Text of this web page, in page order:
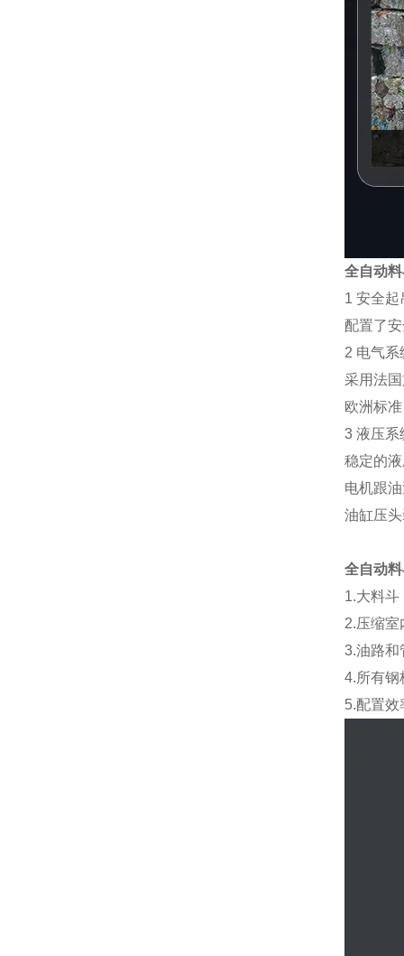
全自动
1 安全起
配置了
2 电气系
采用法
欧洲标
3 液压系
稳定的
电机跟
油缸压
全自动
1.大料斗
2.压缩室
3.油路和
4.所有钢
5.配置效